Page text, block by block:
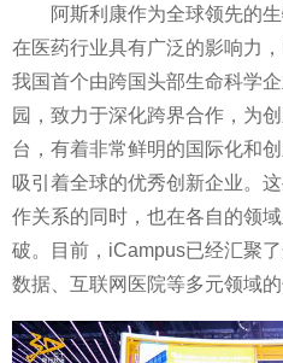
阿斯利康作为全球领先的
在医药行业具有广泛的影响力
我国首个由跨国头部生命科学
园，致力于深化跨界合作，为
台，有着非常鲜明的国际化和
吸引着全球的优秀创新企业。
作关系的同时，也在各自的领
破。目前，iCampus已经汇聚
数据、互联网医院等多元领域的